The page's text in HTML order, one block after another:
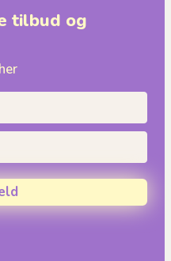
tilbud og